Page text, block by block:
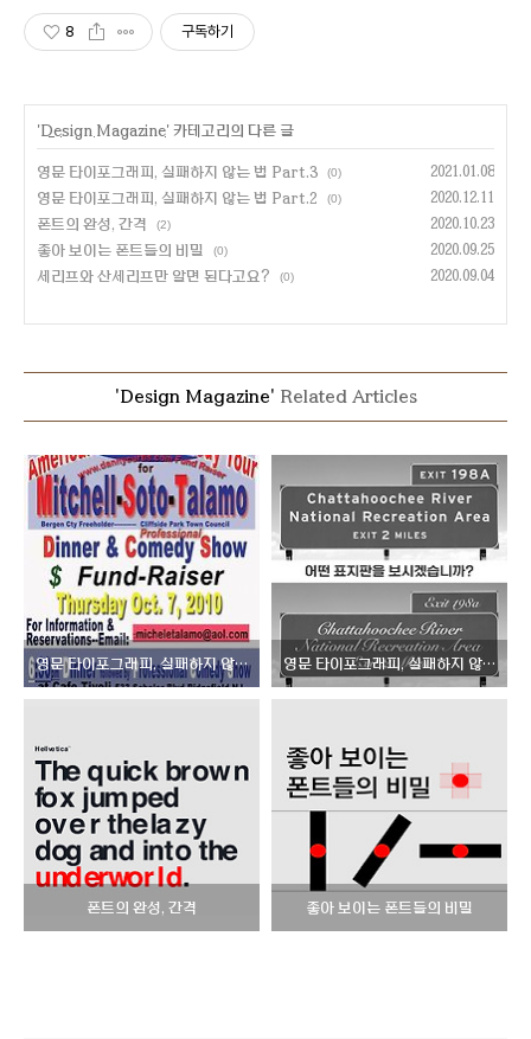
8 구독하기
'Design Magazine' 카테고리의 다른 글
영문 타이포그래피, 실패하지 않는 법 Part.3 (0) 2021.01.08
영문 타이포그래피, 실패하지 않는 법 Part.2 (0) 2020.12.11
폰트의 완성, 간격 (2) 2020.10.23
좋아 보이는 폰트들의 비밀 (0) 2020.09.25
세리프와 산세리프만 알면 된다고요? (0) 2020.09.04
'Design Magazine' Related Articles
영문 타이포그래피, 실패하지 않는 법 Part.3 영문 타이포그래피, 실패하지 않는 법 Part.2
폰트의 완성, 간격 좋아 보이는 폰트들의 비밀